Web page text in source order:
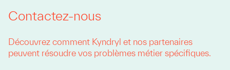
Contactez-nous
Découvrez comment Kyndryl et nos partenaires
peuvent résoudre vos problèmes métier spécifiques.